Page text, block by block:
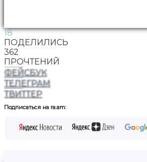
18
ПОДЕЛИЛИСЬ
362
ПРОЧТЕНИЙ
ФЕЙСБУК
ТЕЛЕГРАМ
ТВИТТЕР
Подписаться на ra.am: